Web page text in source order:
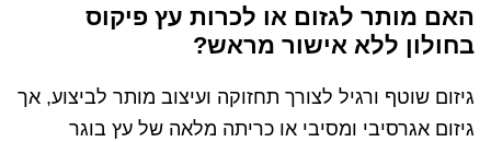
האם מותר לגזום או לכרות עץ פיקוס
בחולון ללא אישור מראש?
גיזום שוטף ורגיל לצורך תחזוקה ועיצוב מותר לביצוע, אך
גיזום אגרסיבי ומסיבי או כריתה מלאה של עץ בוגר